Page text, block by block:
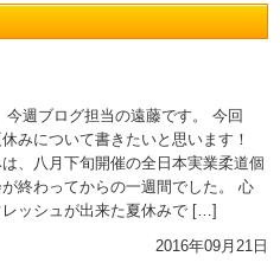
今週ブログ担当の遠藤です。 今回
みについて書きたいと思います！
、八月下旬開催の全日本実業柔道個
終わってからの一週間でした。 心
ッシュが出来た夏休みで […]
2016年09月21日